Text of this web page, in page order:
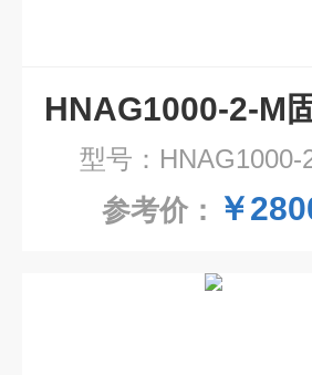
型号：HNAG1000-
参考价： ￥